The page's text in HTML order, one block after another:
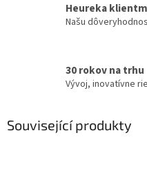
Heureka
Našu
30 rokov na trhu
Vývoj, inovatívne
Související produkty